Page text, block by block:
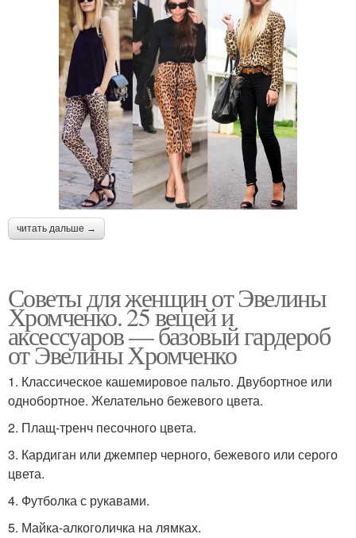
читать дальше →
Советы для женщин от Эвелины
Хромченко. 25 вещей и
аксессуаров — базовый гардероб
от Эвелины Хромченко
1. Классическое кашемировое пальто. Двубортное или
однобортное. Желательно бежевого цвета.
2. Плащ-тренч песочного цвета.
3. Кардиган или джемпер черного, бежевого или серого
цвета.
4. Футболка с рукавами.
5. Майка-алкоголичка на лямках.